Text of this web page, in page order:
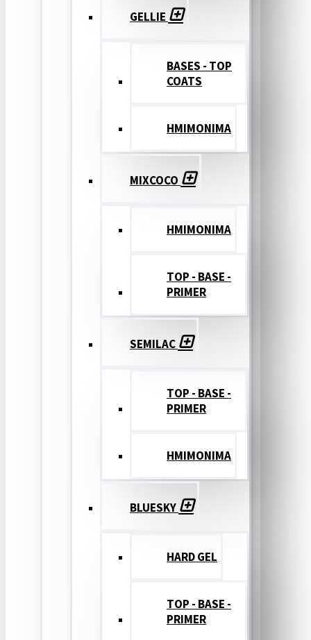
GELLIE
BASES - TOP
COATS
ΗΜΙΜΟΝΙΜΑ
MIXCOCO
HMIMONIMA
TOP - BASE -
PRIMER
SEMILAC
TOP - BASE -
PRIMER
ΗΜΙΜΟΝΙΜΑ
BLUESKY
HARD GEL
TOP - BASE -
PRIMER